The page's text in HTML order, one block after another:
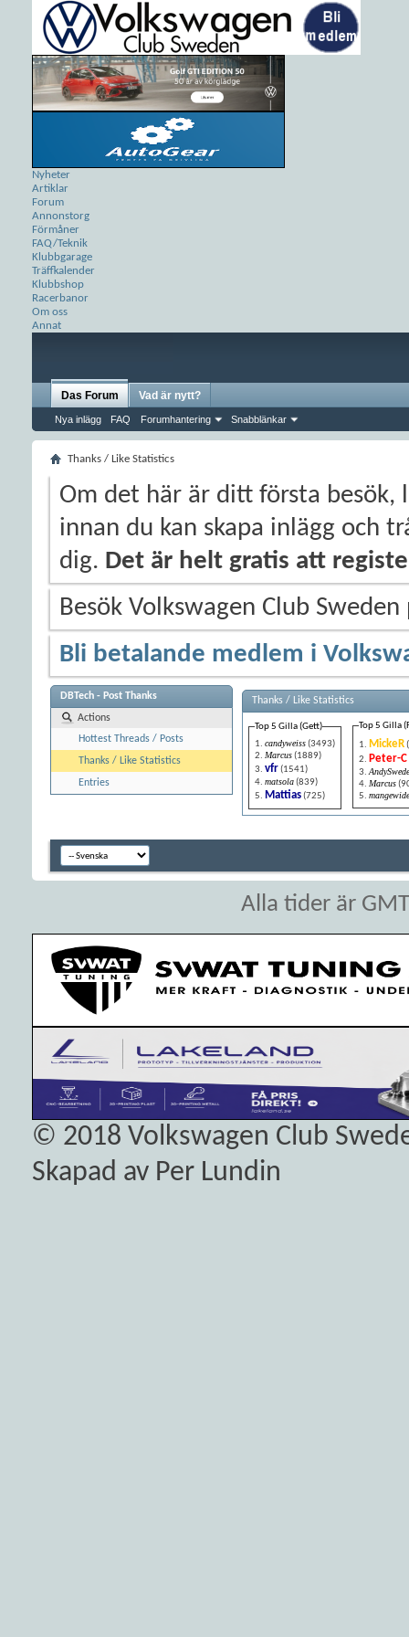
Nyheter
Artiklar
Forum
Annonstorg
Förmåner
FAQ/Teknik
Klubbgarage
Träffkalender
Klubbshop
Racerbanor
Om oss
Annat
Das Forum
Nya inlägg FAQ Forumhantering Snabblänkar
Vad är nytt?
Thanks / Like Statistics
Om det här är ditt första besök,
innan du kan skapa inlägg och
dig. Det är helt gratis att
Besök Volkswagen Club
Bli betalande medlem i
Thanks / Like Statistics
Top 5 Gilla (Gett)
candyweiss(3493)
Marcus(1889)
vfr(1541)
matsola(839)
Mattias(725)
Top 5 Gilla
MickeR
Peter-C
AndySwede
Marcus
mangewide
DBTech - Post Thanks
Actions
Hottest Threads / Posts
Thanks / Like Statistics
Entries
Alla tider är
© 2018 Volkswagen Club
Skapad av Per Lundin